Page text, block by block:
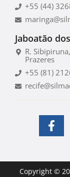
+55 (44)
Jaboatão
R.
Prazeres
+55 (81)
Copyright ©